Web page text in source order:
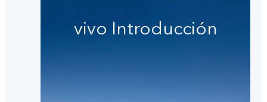
vivo Introducción